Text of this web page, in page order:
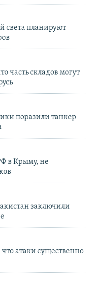
света планируют
часть складов могут
поразили танкер
в Крыму, не
заключили
атаки существенно